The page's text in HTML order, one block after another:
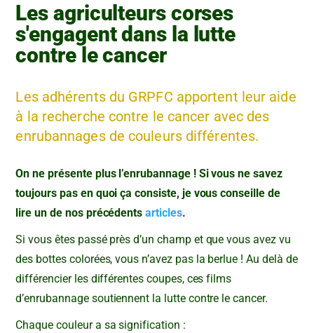
Les agriculteurs corses
s'engagent dans la lutte
contre le cancer
Les adhérents du GRPFC apportent leur aide
à la recherche contre le cancer avec des
enrubannages de couleurs différentes.
On ne présente plus l’enrubannage ! Si vous ne savez
toujours pas en quoi ça consiste, je vous conseille de
lire un de nos précédentsarticles.
Si vous êtes passé près d’un champ et que vous avez vu
des bottes colorées, vous n’avez pas la berlue ! Au delà de
différencier les différentes coupes, ces films
d’enrubannage soutiennent la lutte contre le cancer.
Chaque couleur a sa signification :